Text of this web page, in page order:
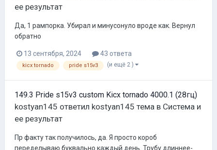
ее результат
Да, 1 рампорка. Убирал и минусонуло вроде как. Вернул
обратно
13 сентября, 2024 43 ответа
kicx tornado pride s15v3 (и ещё 2 )
149.3 Pride s15v3 custom Kicx tornado 4000.1 (28гц)
kostyan145 ответил kostyan145 тема в Система и
ее результат
Пр факту так получилось, да. Я просто короб
переделываю буквально каждый день. Трубу длиннее-